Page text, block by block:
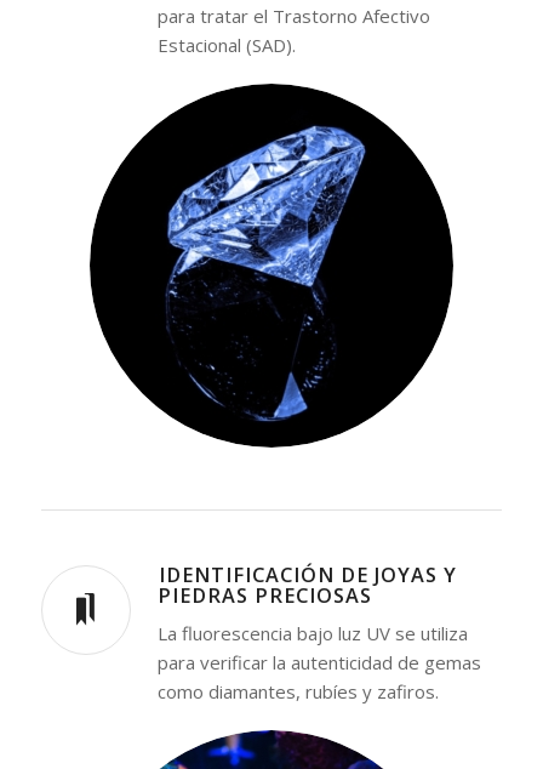
para tratar el Trastorno Afectivo
Estacional (SAD).
⁠IDENTIFICACIÓN DE JOYAS Y
PIEDRAS PRECIOSAS
La fluorescencia bajo luz UV se utiliza
para verificar la autenticidad de gemas
como diamantes, rubíes y zafiros.